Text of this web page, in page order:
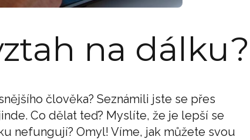
na dálku?
člověka? Seznámili jste se přes
Co dělat teď? Myslíte, že je lepší se
nefungují? Omyl! Víme, jak můžete svou